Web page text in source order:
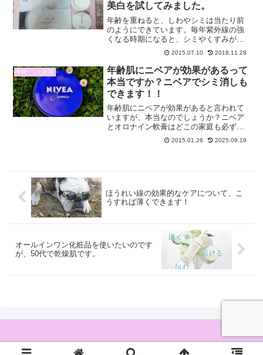
美白を試してみました。
年齢を重ねると、しわやシミは当たり前
のようにできています。毎年紫外線の強
くなる時期になると、シミやくすみが気
になります。また、紫外線対策は一年中
必要といわれています。今日は、最新の
美白を試した報告をします。今使ってい
る化粧品で綺麗になってい...
2015.07.10 2018.11.28
乾燥・しわ対策
年齢肌にニベアが効果があるって
本当ですか？ニベアでシミ消しも
できます！！
年齢肌にニベアが効果があると言われて
いますが、本当なのでしょうか？ニベア
とオロナイン軟膏はどこの家庭も必ず一
つはある家庭の常備薬です。そのニベア
が、海外のセレブでは定番のクリームと
2015.01.26 2025.09.19
ほうれい線の効果的なケアについて、こ
うすれば薄くできます！
オールインワン化粧品を使いたいのです
が、50代で乾燥肌です。